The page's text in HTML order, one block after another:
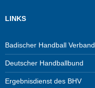
LINKS
Badischer Handball Verband
Deutscher Handballbund
Ergebnisdienst des BHV